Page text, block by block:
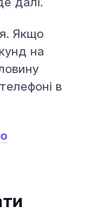
Якщо
на
в